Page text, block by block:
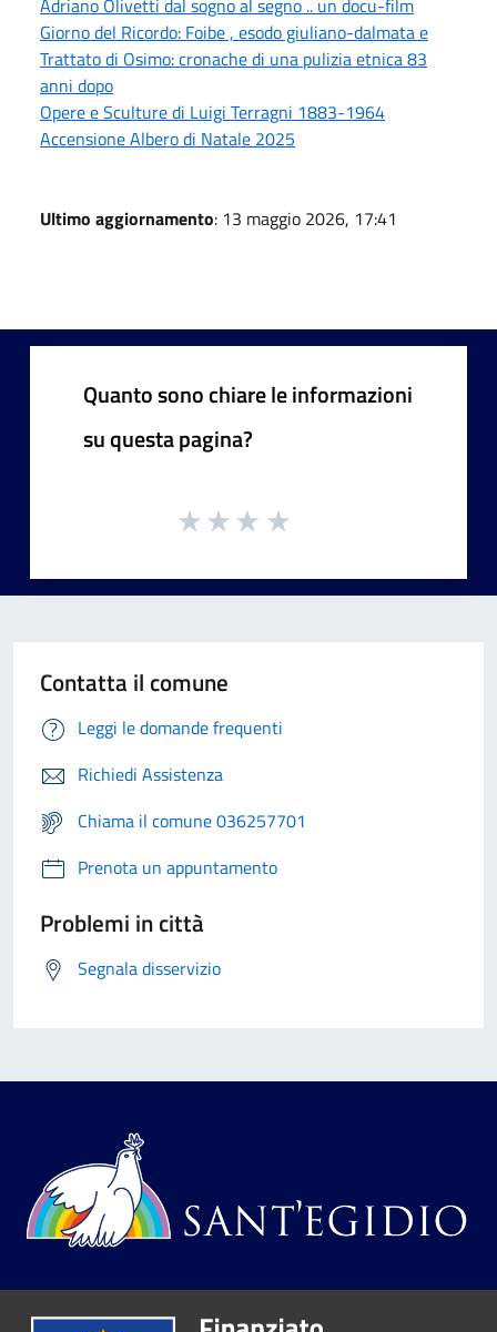
Giorno del Ricordo: Foibe , esodo giuliano-dalmata e
Trattato di Osimo: cronache di una pulizia etnica 83
anni dopo
Opere e Sculture di Luigi Terragni 1883-1964
Accensione Albero di Natale 2025
Ultimo aggiornamento: 13 maggio 2026, 17:41
Quanto sono chiare le informazioni
su questa pagina?
Contatta il comune
Leggi le domande frequenti
Richiedi Assistenza
Chiama il comune 036257701
Prenota un appuntamento
Problemi in città
Segnala disservizio